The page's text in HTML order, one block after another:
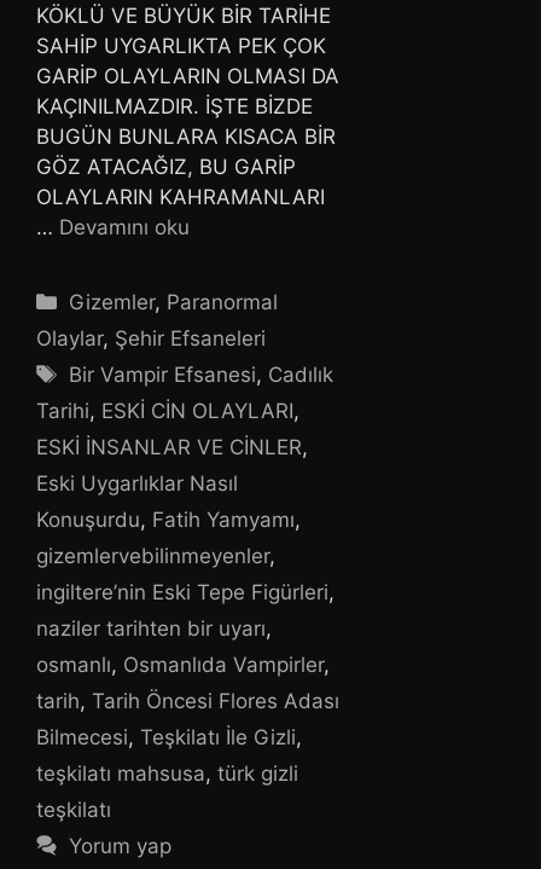
KÖKLÜ VE BÜYÜK BİR TARİHE
SAHİP UYGARLIKTA PEK ÇOK
GARİP OLAYLARIN OLMASI DA
KAÇINILMAZDIR. İŞTE BİZDE
BUGÜN BUNLARA KISACA BİR
GÖZ ATACAĞIZ, BU GARİP
OLAYLARIN KAHRAMANLARI
… Devamını oku
Kategoriler
Gizemler, Paranormal
Olaylar, Şehir Efsaneleri
Etiketler
Bir Vampir Efsanesi, Cadılık
Tarihi, ESKİ CİN OLAYLARI,
ESKİ İNSANLAR VE CİNLER,
Eski Uygarlıklar Nasıl
Konuşurdu, Fatih Yamyamı,
gizemlervebilinmeyenler,
ingiltere’nin Eski Tepe Figürleri,
naziler tarihten bir uyarı,
osmanlı, Osmanlıda Vampirler,
tarih, Tarih Öncesi Flores Adası
Bilmecesi, Teşkilatı İle Gizli,
teşkilatı mahsusa, türk gizli
teşkilatı
Yorum yap